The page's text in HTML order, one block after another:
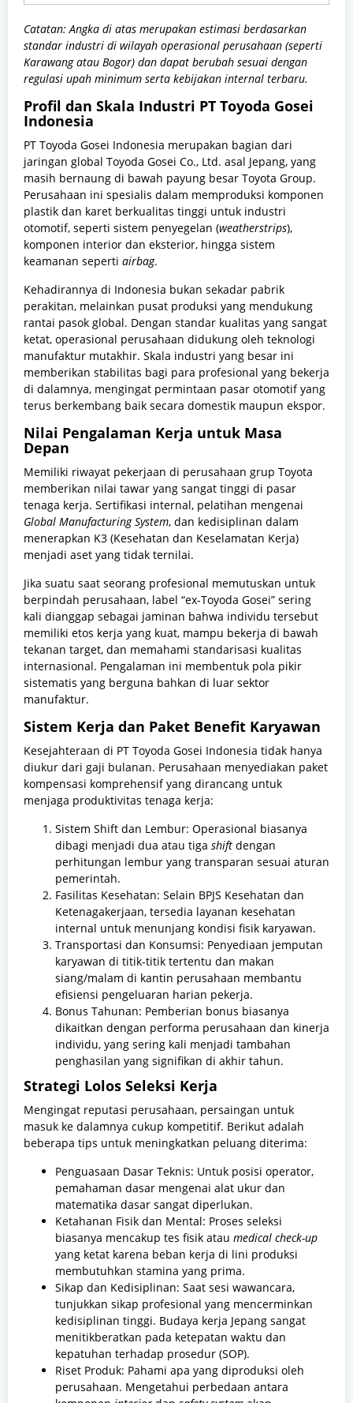
Catatan: Angka di atas merupakan estimasi berdasarkan
standar industri di wilayah operasional perusahaan (seperti
Karawang atau Bogor) dan dapat berubah sesuai dengan
regulasi upah minimum serta kebijakan internal terbaru.
Profil dan Skala Industri PT Toyoda Gosei
Indonesia
PT Toyoda Gosei Indonesia merupakan bagian dari
jaringan global Toyoda Gosei Co., Ltd. asal Jepang, yang
masih bernaung di bawah payung besar Toyota Group.
Perusahaan ini spesialis dalam memproduksi komponen
plastik dan karet berkualitas tinggi untuk industri
otomotif, seperti sistem penyegelan (weatherstrips),
komponen interior dan eksterior, hingga sistem
keamanan seperti airbag.
Kehadirannya di Indonesia bukan sekadar pabrik
perakitan, melainkan pusat produksi yang mendukung
rantai pasok global. Dengan standar kualitas yang sangat
ketat, operasional perusahaan didukung oleh teknologi
manufaktur mutakhir. Skala industri yang besar ini
memberikan stabilitas bagi para profesional yang bekerja
di dalamnya, mengingat permintaan pasar otomotif yang
terus berkembang baik secara domestik maupun ekspor.
Nilai Pengalaman Kerja untuk Masa
Depan
Memiliki riwayat pekerjaan di perusahaan grup Toyota
memberikan nilai tawar yang sangat tinggi di pasar
tenaga kerja. Sertifikasi internal, pelatihan mengenai
Global Manufacturing System, dan kedisiplinan dalam
menerapkan K3 (Kesehatan dan Keselamatan Kerja)
menjadi aset yang tidak ternilai.
Jika suatu saat seorang profesional memutuskan untuk
berpindah perusahaan, label “ex-Toyoda Gosei” sering
kali dianggap sebagai jaminan bahwa individu tersebut
memiliki etos kerja yang kuat, mampu bekerja di bawah
tekanan target, dan memahami standarisasi kualitas
internasional. Pengalaman ini membentuk pola pikir
sistematis yang berguna bahkan di luar sektor
manufaktur.
Sistem Kerja dan Paket Benefit Karyawan
Kesejahteraan di PT Toyoda Gosei Indonesia tidak hanya
diukur dari gaji bulanan. Perusahaan menyediakan paket
kompensasi komprehensif yang dirancang untuk
menjaga produktivitas tenaga kerja:
Sistem Shift dan Lembur: Operasional biasanya
dibagi menjadi dua atau tiga shift dengan
perhitungan lembur yang transparan sesuai aturan
pemerintah.
Fasilitas Kesehatan: Selain BPJS Kesehatan dan
Ketenagakerjaan, tersedia layanan kesehatan
internal untuk menunjang kondisi fisik karyawan.
Transportasi dan Konsumsi: Penyediaan jemputan
karyawan di titik-titik tertentu dan makan
siang/malam di kantin perusahaan membantu
efisiensi pengeluaran harian pekerja.
Bonus Tahunan: Pemberian bonus biasanya
dikaitkan dengan performa perusahaan dan kinerja
individu, yang sering kali menjadi tambahan
penghasilan yang signifikan di akhir tahun.
Strategi Lolos Seleksi Kerja
Mengingat reputasi perusahaan, persaingan untuk
masuk ke dalamnya cukup kompetitif. Berikut adalah
beberapa tips untuk meningkatkan peluang diterima:
Penguasaan Dasar Teknis: Untuk posisi operator,
pemahaman dasar mengenai alat ukur dan
matematika dasar sangat diperlukan.
Ketahanan Fisik dan Mental: Proses seleksi
biasanya mencakup tes fisik atau medical check-up
yang ketat karena beban kerja di lini produksi
membutuhkan stamina yang prima.
Sikap dan Kedisiplinan: Saat sesi wawancara,
tunjukkan sikap profesional yang mencerminkan
kedisiplinan tinggi. Budaya kerja Jepang sangat
menitikberatkan pada ketepatan waktu dan
kepatuhan terhadap prosedur (SOP).
Riset Produk: Pahami apa yang diproduksi oleh
perusahaan. Mengetahui perbedaan antara